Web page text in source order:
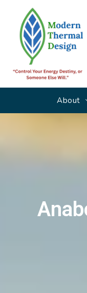
About